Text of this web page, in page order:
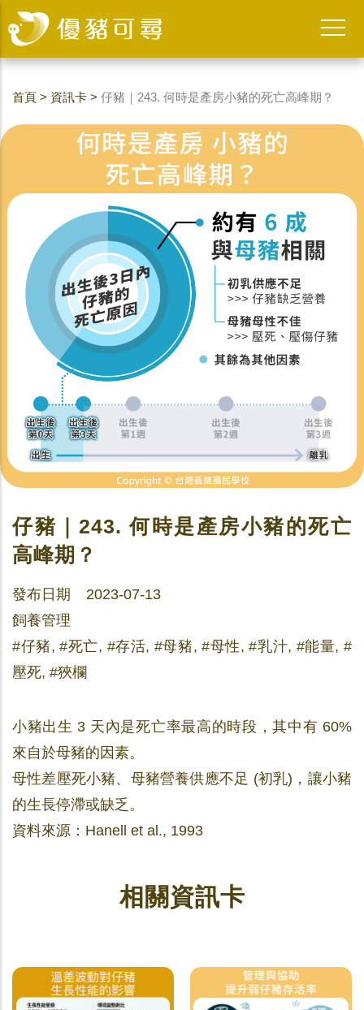
首頁 > 資訊卡 > 仔豬｜243. 何時是產房小豬的死亡高峰期？
仔豬｜243. 何時是產房小豬的死亡
高峰期？
發布日期 2023-07-13
飼養管理
#仔豬, #死亡, #存活, #母豬, #母性, #乳汁, #能量, #
壓死, #狹欄
小豬出生 3 天內是死亡率最高的時段，其中有 60%
來自於母豬的因素。
母性差壓死小豬、母豬營養供應不足 (初乳)，讓小豬
的生長停滯或缺乏。
資料來源：Hanell et al., 1993
相關資訊卡